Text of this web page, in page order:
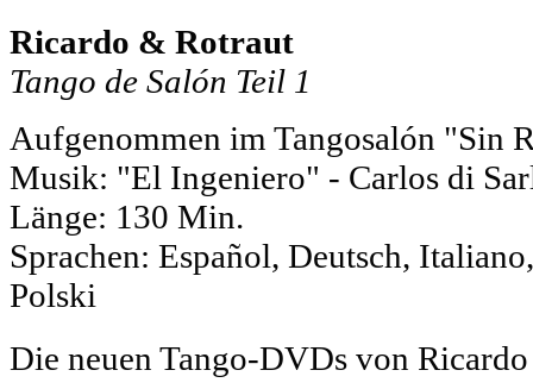
Ricardo & Rotraut
Tango de Salón Teil 1
Aufgenommen im Tangosalón "Sin
Musik: "El Ingeniero" - Carlos di
Länge: 130 Min.
Sprachen: Español, Deutsch,
Polski
Die neuen Tango-DVDs von Ricardo